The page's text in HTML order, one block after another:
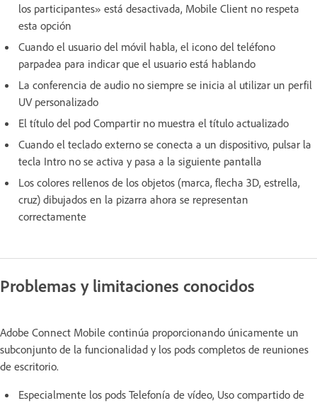
los participantes» está desactivada, Mobile Client no respeta
esta opción
Cuando el usuario del móvil habla, el icono del teléfono
parpadea para indicar que el usuario está hablando
La conferencia de audio no siempre se inicia al utilizar un perfil
UV personalizado
El título del pod Compartir no muestra el título actualizado
Cuando el teclado externo se conecta a un dispositivo, pulsar la
tecla Intro no se activa y pasa a la siguiente pantalla
Los colores rellenos de los objetos (marca, flecha 3D, estrella,
cruz) dibujados en la pizarra ahora se representan
correctamente
Problemas y limitaciones conocidos
Adobe Connect Mobile continúa proporcionando únicamente un
subconjunto de la funcionalidad y los pods completos de reuniones
de escritorio.
Especialmente los pods Telefonía de vídeo, Uso compartido de